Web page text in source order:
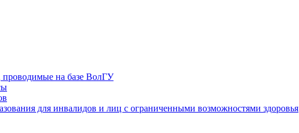
проводимые на базе ВолГУ
для инвалидов и лиц с ограниченными возможностями здоровья